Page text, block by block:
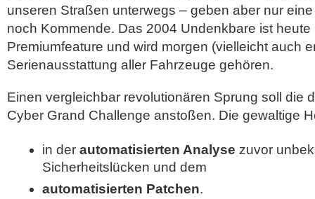
unseren Straßen unterwegs – geben aber nur
noch Kommende. Das 2004 Undenkbare ist heute
Premiumfeature und wird morgen (vielleicht auch
Serienausstattung aller Fahrzeuge gehören.
Einen vergleichbar revolutionären Sprung soll die
Cyber Grand Challenge anstoßen. Die gewaltige
in der automatisierten Analyse zuvor
Sicherheitslücken und dem
automatisierten Patchen.